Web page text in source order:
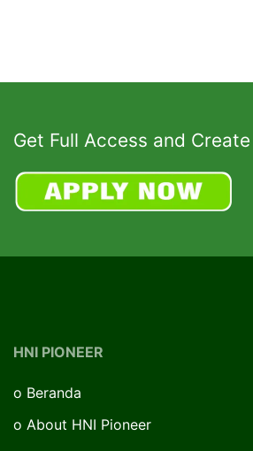
Get Full Access and
HNI PIONEER
o Beranda
o About HNI Pioneer